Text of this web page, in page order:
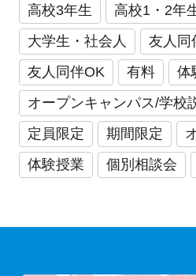
高校3年生 高校1・2年
大学生・社会人
友人同
友人同伴OK
有料
体
オープンキャンパス/学校
定員限定
期間限定
体験授業
個別相談会